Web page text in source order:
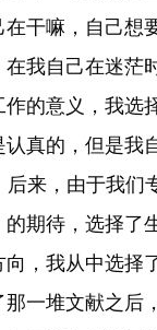
在干嘛，自己想
在我自己在迷茫
作的意义，我选
认真的，但是我
后来，由于我们
的期待，选择了
向，我从中选择
那一堆文献之后